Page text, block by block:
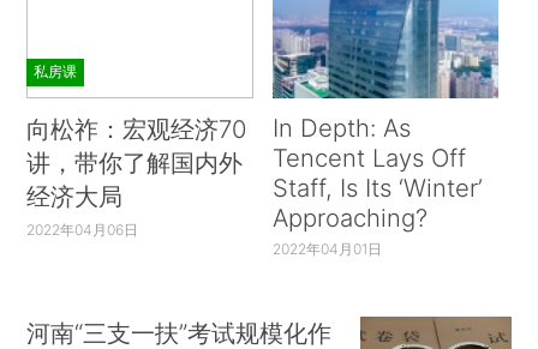
私房课
向松祚：宏观经济70
讲，带你了解国内外
经济大局
2022年04月06日
In Depth: As
Tencent Lays Off
Staff, Is Its ‘Winter’
Approaching?
2022年04月01日
河南“三支一扶”考试规模化作